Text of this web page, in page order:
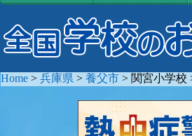
Home > 兵庫県 > 養父市 > 関宮小学校